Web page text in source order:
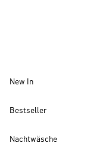
New In
Bestseller
Nachtwäsche